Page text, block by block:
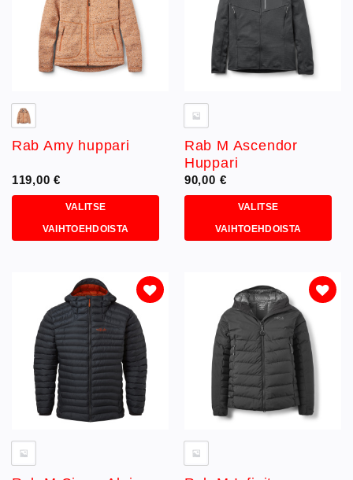
Rab Amy huppari
119,00€
VALITSE
VAIHTOEHDOISTA
muunnelma.
tehdä
valinnat
tuotteen
sivulla.
Rab M Ascendor
Huppari
90,00 €
VALITSE
VAIHTOEHDOISTA
muunnelma.
tehdä
valinnat
tuotteen
sivulla.
Lisää
toivelistaan
Lisää
toivelistaan